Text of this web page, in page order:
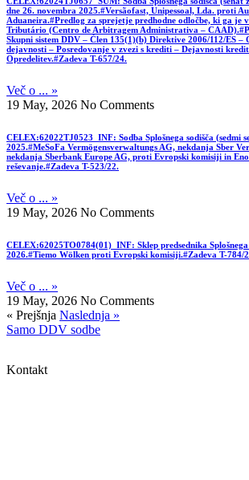
dne 26. novembra 2025.#Versãofast, Unipessoal, Lda. proti
Aduaneira.#Predlog za sprejetje predhodne odločbe, ki ga je
Tributário (Centro de Arbitragem Administrativa –
Skupni sistem DDV – Člen 135(1)(b) Direktive 2006/112/ES –
dejavnosti – Posredovanje v zvezi s krediti – Dejavnosti
Opredelitev.#Zadeva T-657/24.
Več o ... »
19 May, 2026 No Comments
CELEX:62022TJ0523_INF: Sodba Splošnega sodišča (sedmi
2025.#MeSoFa Vermögensverwaltungs AG, nekdanja Sber
nekdanja Sberbank Europe AG, proti Evropski komisiji in
reševanje.#Zadeva T-523/22.
Več o ... »
19 May, 2026 No Comments
CELEX:62025TO0784(01)_INF: Sklep predsednika
2026.#Tiemo Wölken proti Evropski komisiji.#Zadeva T-784/
Več o ... »
19 May, 2026 No Comments
« Prejšnja Naslednja »
Samo DDV sodbe
Kontakt